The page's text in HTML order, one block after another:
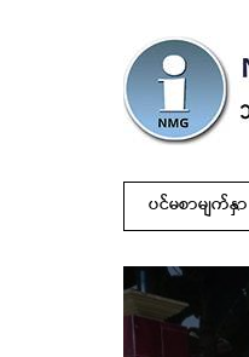
ပင်မစာမျက်နှာ